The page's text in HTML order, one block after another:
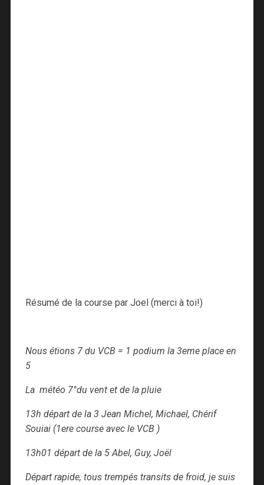
Résumé de la course par Joel (merci à toi!)
Nous étions 7 du VCB = 1 podium la 3eme place en
5
La météo 7°du vent et de la pluie
13h départ de la 3 Jean Michel, Michael, Chérif
Souiai (1ere course avec le VCB )
13h01 départ de la 5 Abel, Guy, Joël
Départ rapide, tous trempés transits de froid, je suis